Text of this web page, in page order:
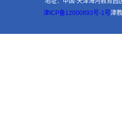
津ICP备12000893号-1号津